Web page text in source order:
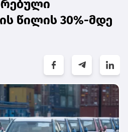
წილის 30%-მდე